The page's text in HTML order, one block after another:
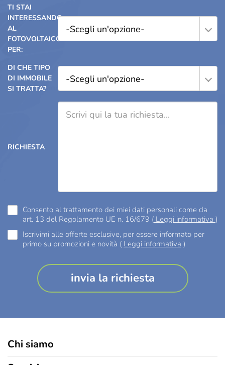
TI STAI
INTERESSANDO
AL
FOTOVOLTAICO
PER:
-Scegli un'opzione-
DI CHE TIPO
DI IMMOBILE
SI TRATTA?
-Scegli un'opzione-
RICHIESTA
Consento al trattamento dei miei dati personali come da
art. 13 del Regolamento UE n. 16/679 ( Leggi informativa )
Iscrivimi alle offerte esclusive, per essere informato per
primo su promozioni e novità ( Leggi informativa )
Chi siamo
Chi siamo